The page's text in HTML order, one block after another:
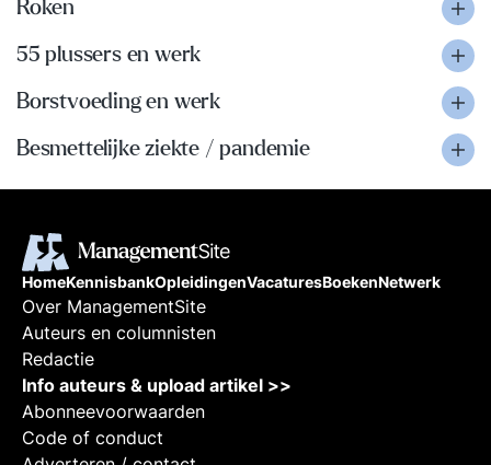
Roken
55 plussers en werk
Borstvoeding en werk
Besmettelijke ziekte / pandemie
HomeKennisbankOpleidingenVacaturesBoekenNetwerk
Over ManagementSite
Auteurs en columnisten
Redactie
Info auteurs & upload artikel >>
Abonneevoorwaarden
Code of conduct